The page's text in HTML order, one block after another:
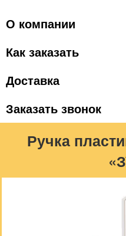
О компании
Как заказать
Доставка
Заказать звонок
Ручка